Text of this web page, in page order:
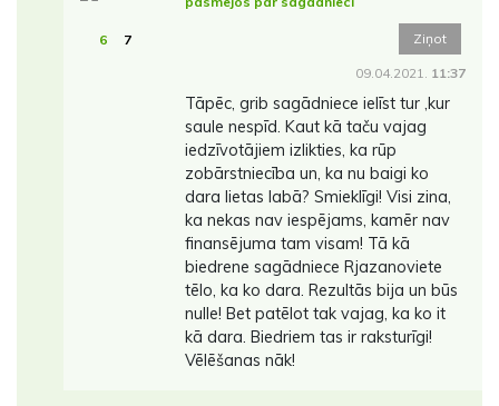
6 7 Ziņot
09.04.2021. 11:37
Tāpēc, grib sagādniece ielīst tur ,kur
saule nespīd. Kaut kā taču vajag
iedzīvotājiem izlikties, ka rūp
zobārstniecība un, ka nu baigi ko
dara lietas labā? Smieklīgi! Visi zina,
ka nekas nav iespējams, kamēr nav
finansējuma tam visam! Tā kā
biedrene sagādniece Rjazanoviete
tēlo, ka ko dara. Rezultās bija un būs
nulle! Bet patēlot tak vajag, ka ko it
kā dara. Biedriem tas ir raksturīgi!
Vēlēšanas nāk!